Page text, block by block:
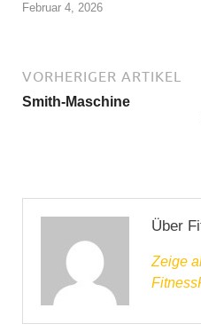
Februar 4, 2026
VORHERIGER ARTIKEL
Smith-Maschine
Über
Zeige